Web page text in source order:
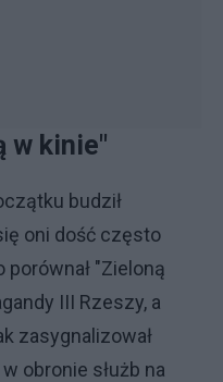
w kinie"
budził
oni dość często
"Zieloną
III Rzeszy, a
zasygnalizował
obronie służb na